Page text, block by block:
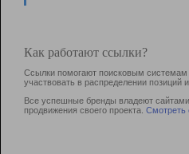
Как работают ссылки?
Ссылки помогают поисковым системам
участвовать в раcпределении позиций
Все успешные бренды владеют
продвижения своего проекта. Смотреть